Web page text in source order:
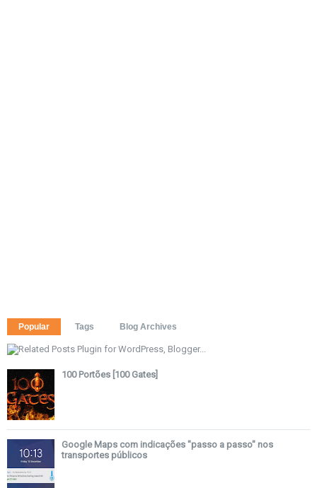
Popular Tags Blog Archives
100 Portões [100 Gates]
Google Maps com indicações "passo a passo" nos
transportes públicos